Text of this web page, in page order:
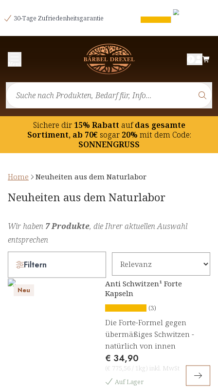
30-Tage Zufriedenheitsgarantie
Sichere dir15% Rabatt aufdas gesamte
Sortiment, ab 70€ sogar20% mit dem Code:
SONNENGRUSS
Home Neuheiten aus dem Naturlabor
Neuheiten aus dem Naturlabor
Wir haben 7 Produkte, die Ihrer aktuellen Auswahl
entsprechen
Filtern
Neu
Anti Schwitzen¹ Forte
Kapseln
(3)
Die Forte-Formel gegen
übermäßiges Schwitzen -
natürlich von innen
€ 34,90
(€ 775,56 / 1kg) inkl. MwSt
Auf Lager